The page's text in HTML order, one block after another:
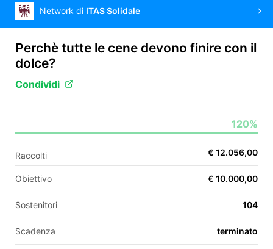
IT
ES
Network di ITAS Solidale
Perchè tutte le cene devono finire con il
dolce?
Condividi
120%
Raccolti € 12.056,00
Obiettivo € 10.000,00
Sostenitori 104
Scadenza terminato